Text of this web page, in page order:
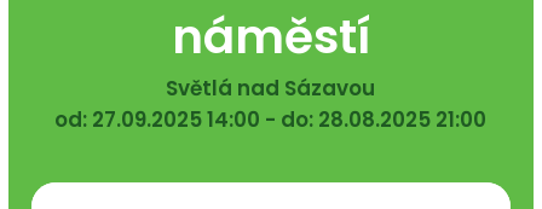
náměstí
Světlá nad Sázavou
od: 27.09.2025 14:00 - do: 28.08.2025 21:00